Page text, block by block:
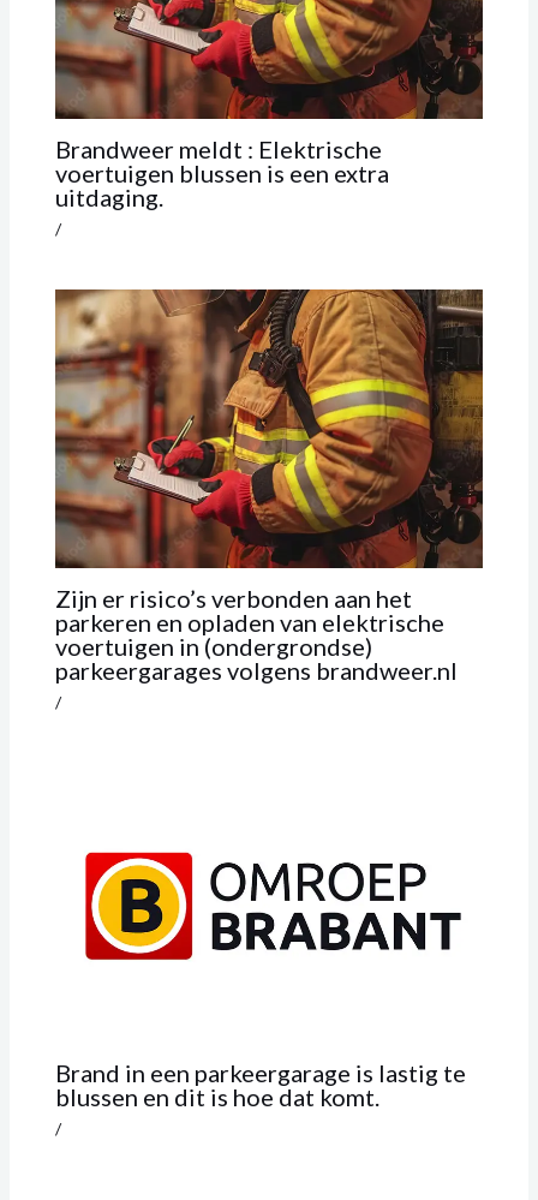
Brandweer meldt : Elektrische
voertuigen blussen is een extra
uitdaging.
/
Zijn er risico’s verbonden aan het
parkeren en opladen van elektrische
voertuigen in (ondergrondse)
parkeergarages volgens brandweer.nl
/
Brand in een parkeergarage is lastig te
blussen en dit is hoe dat komt.
/